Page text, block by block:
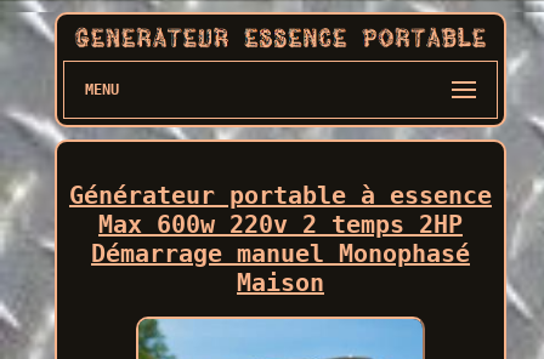
MENU
Générateur portable à essence
Max 600w 220v 2 temps 2HP
Démarrage manuel Monophasé
Maison